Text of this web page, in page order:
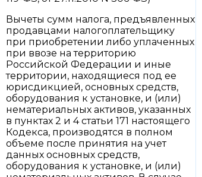
Вычеты сумм налога, предъявленных
продавцами налогоплательщику
при приобретении либо уплаченных
при ввозе на территорию
Российской Федерации и иные
территории, находящиеся под ее
юрисдикцией, основных средств,
оборудования к установке, и (или)
нематериальных активов, указанных
в пунктах 2 и 4 статьи 171 настоящего
Кодекса, производятся в полном
объеме после принятия на учет
данных основных средств,
оборудования к установке, и (или)